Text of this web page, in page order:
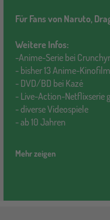
Für Fans von Naruto,
Weitere Infos:
-Anime-Serie bei
- bisher 13 Anime-
- DVD/BD bei Kazé
- Live-Action-Netflixserie
- diverse Videospiele
- ab 10 Jahren
Mehr zeigen